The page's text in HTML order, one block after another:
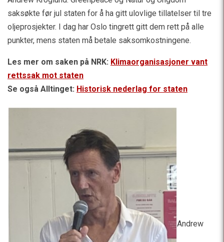
saksøkte før jul staten for å ha gitt ulovlige tillatelser til tre
oljeprosjekter. I dag har Oslo tingrett gitt dem rett på alle
punkter, mens staten må betale saksomkostningene.
Les mer om saken på NRK: Klimaorganisasjoner vant
rettssak mot staten
Se også Alltinget: Historisk nederlag for staten
Andrew